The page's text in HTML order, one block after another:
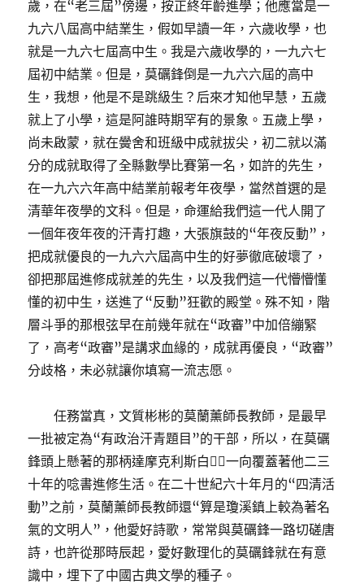
歲，在“老三屆”傍邊，按正終年齡進學；他應當是一
九六八屆高中結業生，假如早讀一年，六歲收學，也
就是一九六七屆高中生。我是六歲收學的，一九六七
屆初中結業。但是，莫礪鋒倒是一九六六屆的高中
生，我想，他是不是跳級生？后來才知他早慧，五歲
就上了小學，這是阿誰時期罕有的景象。五歲上學，
尚未啟蒙，就在黌舍和班級中成就拔尖，初二就以滿
分的成就取得了全縣數學比賽第一名，如許的先生，
在一九六六年高中結業前報考年夜學，當然首選的是
清華年夜學的文科。但是，命運給我們這一代人開了
一個年夜年夜的汗青打趣，大張旗鼓的“年夜反動”，
把成就優良的一九六六屆高中生的好夢徹底破壞了，
卻把那屆進修成就差的先生，以及我們這一代懵懵懂
懂的初中生，送進了“反動”狂歡的殿堂。殊不知，階
層斗爭的那根弦早在前幾年就在“政審”中加倍繃緊
了，高考“政審”是講求血緣的，成就再優良，“政審”
分歧格，未必就讓你填寫一流志愿。
任務當真，文質彬彬的莫蘭薰師長教師，是最早
一批被定為“有政治汗青題目”的干部，所以，在莫礪
鋒頭上懸著的那柄達摩克利斯白，一向覆蓋著他二三
十年的唸書進修生活。在二十世紀六十年月的“四清活
動”之前，莫蘭薰師長教師還“算是瓊溪鎮上較為著名
氣的文明人”，他愛好詩歌，常常與莫礪鋒一路切磋唐
詩，也許從那時辰起，愛好數理化的莫礪鋒就在有意
識中，埋下了中國古典文學的種子。